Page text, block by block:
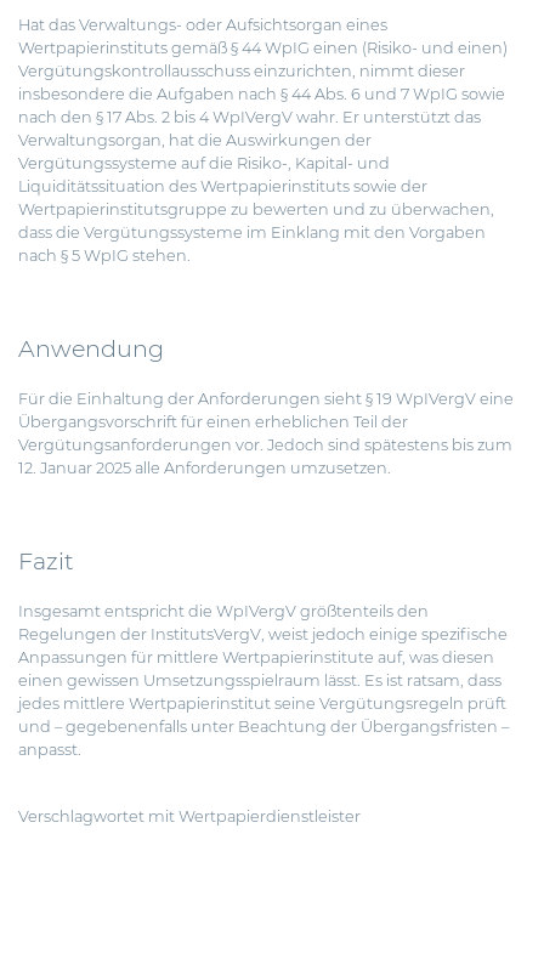
Hat das Verwaltungs- oder Aufsichtsorgan eines
Wertpapierinstituts gemäß § 44 WpIG einen (Risiko- und einen)
Vergütungskontrollausschuss einzurichten, nimmt dieser
insbesondere die Aufgaben nach § 44 Abs. 6 und 7 WpIG sowie
nach den § 17 Abs. 2 bis 4 WpIVergV wahr. Er unterstützt das
Verwaltungsorgan, hat die Auswirkungen der
Vergütungssysteme auf die Risiko-, Kapital- und
Liquiditätssituation des Wertpapierinstituts sowie der
Wertpapierinstitutsgruppe zu bewerten und zu überwachen,
dass die Vergütungssysteme im Einklang mit den Vorgaben
nach § 5 WpIG stehen.
Anwendung
Für die Einhaltung der Anforderungen sieht § 19 WpIVergV eine
Übergangsvorschrift für einen erheblichen Teil der
Vergütungsanforderungen vor. Jedoch sind spätestens bis zum
12. Januar 2025 alle Anforderungen umzusetzen.
Fazit
Insgesamt entspricht die WpIVergV größtenteils den
Regelungen der InstitutsVergV, weist jedoch einige spezifische
Anpassungen für mittlere Wertpapierinstitute auf, was diesen
einen gewissen Umsetzungsspielraum lässt. Es ist ratsam, dass
jedes mittlere Wertpapierinstitut seine Vergütungsregeln prüft
und – gegebenenfalls unter Beachtung der Übergangsfristen –
anpasst.
Verschlagwortet mit Wertpapierdienstleister